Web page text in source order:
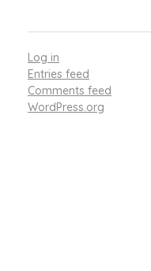
Log in
Entries feed
Comments feed
WordPress.org